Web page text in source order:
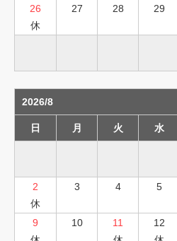
26
休
27 28 29
2026/8
日 月 火 水
2
休
3 4 5
9
10
11
12